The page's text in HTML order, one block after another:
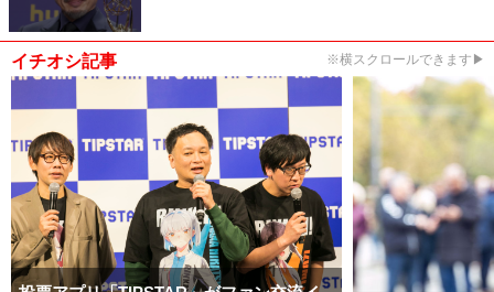
イチオシ記事 ※横スクロールできます▶